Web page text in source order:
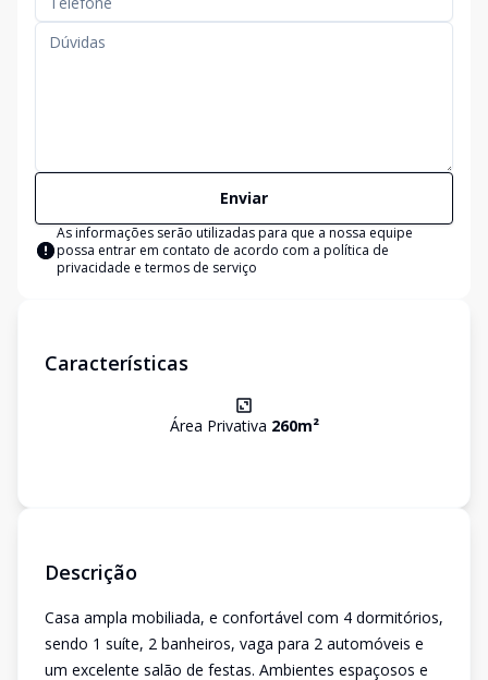
Enviar
As informações serão utilizadas para que a nossa equipe
possa entrar em contato de acordo com a política de
privacidade e termos de serviço
Características
Área Privativa 260m²
Descrição
Casa ampla mobiliada, e confortável com 4 dormitórios,
sendo 1 suíte, 2 banheiros, vaga para 2 automóveis e
um excelente salão de festas. Ambientes espaçosos e